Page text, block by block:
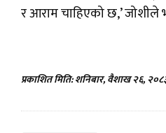
र आराम चाहिएको छ,’ जोशीले
प्रकाशित मिति: शनिबार, वैशाख २६,